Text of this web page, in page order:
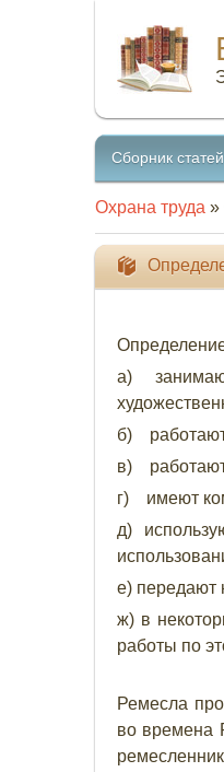
Сборник
Охрана труда »
а)
б) работают
в) работают
г) имеют
д)
е) передают
ж) в
работы по
Ремесла
во времена